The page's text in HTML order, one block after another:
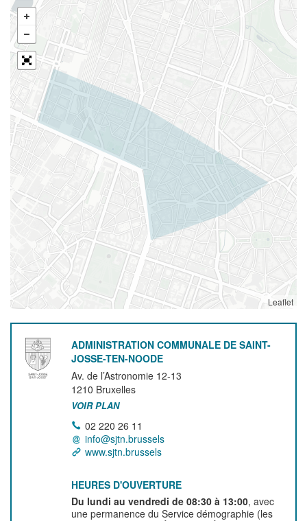
Leaflet
ADMINISTRATION COMMUNALE DE SAINT-
JOSSE-TEN-NOODE
Av. de l’Astronomie 12-13
1210 Bruxelles
VOIR PLAN
02 220 26 11
info@sjtn.brussels
www.sjtn.brussels
HEURES D'OUVERTURE
Du lundi au vendredi de 08:30 à 13:00, avec
une permanence du Service démographie (les